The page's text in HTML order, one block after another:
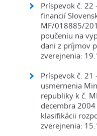
Príspevok č.
financií
MF/018885/
poučeniu na
dani z príjmov
zverejnenia:
Príspevok č.
usmernenia
republiky k č.
decembra
klasifikácii
zverejnenia: